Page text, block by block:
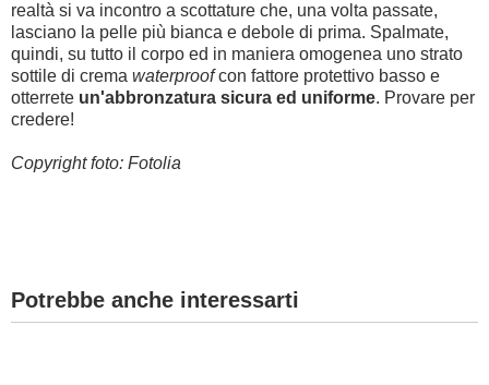
realtà si va incontro a scottature che, una volta passate,
lasciano la pelle più bianca e debole di prima. Spalmate,
quindi, su tutto il corpo ed in maniera omogenea uno strato
sottile di crema waterproofcon fattore protettivo basso e
otterrete un'abbronzatura sicura ed uniforme. Provare per
credere!
Copyright foto: Fotolia
Potrebbe anche interessarti